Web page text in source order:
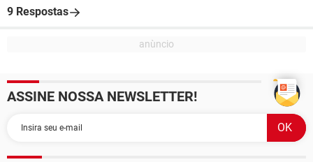
9 Respostas
ASSINE NOSSA NEWSLETTER!